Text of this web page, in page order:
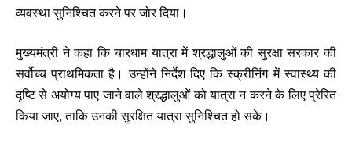
व्यवस्था सुनिश्चित करने पर जोर दिया।
मुख्यमंत्री ने कहा कि चारधाम यात्रा में श्रद्धालुओं की सुरक्षा सरकार की
सर्वोच्च प्राथमिकता है। उन्होंने निर्देश दिए कि स्क्रीनिंग में स्वास्थ्य की
दृष्टि से अयोग्य पाए जाने वाले श्रद्धालुओं को यात्रा न करने के लिए प्रेरित
किया जाए, ताकि उनकी सुरक्षित यात्रा सुनिश्चित हो सके।